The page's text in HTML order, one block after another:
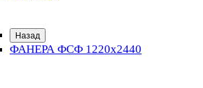
Назад
ФАНЕРА ФСФ 1220х2440